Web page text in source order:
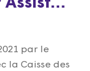
Assist…
par le
la Caisse des